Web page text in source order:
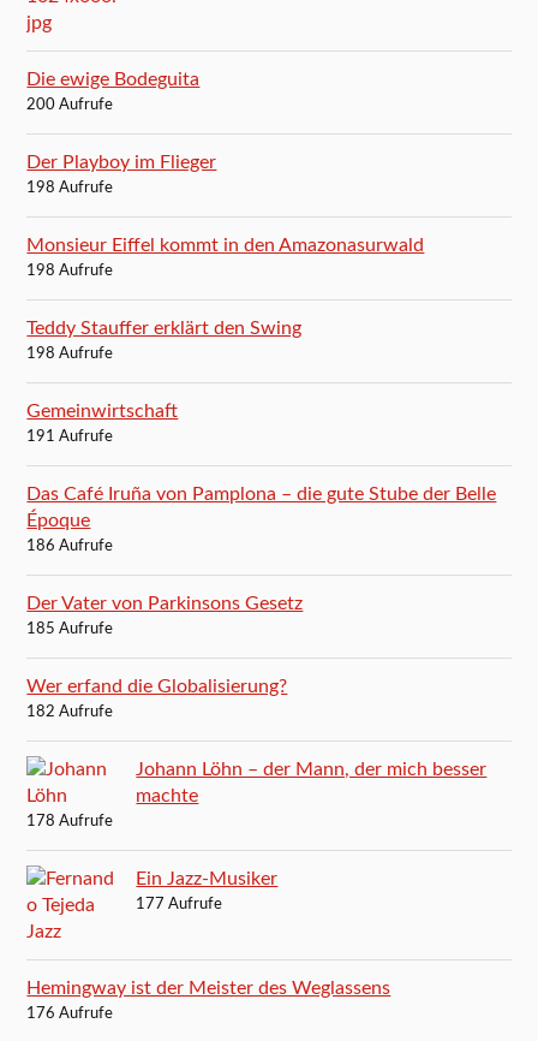
Die ewige Bodeguita
200 Aufrufe
Der Playboy im Flieger
198 Aufrufe
Monsieur Eiffel kommt in den Amazonasurwald
198 Aufrufe
Teddy Stauffer erklärt den Swing
198 Aufrufe
Gemeinwirtschaft
191 Aufrufe
Das Café Iruña von Pamplona – die gute Stube der Belle
Époque
186 Aufrufe
Der Vater von Parkinsons Gesetz
185 Aufrufe
Wer erfand die Globalisierung?
182 Aufrufe
Johann Löhn – der Mann, der mich besser
machte
178 Aufrufe
Ein Jazz-Musiker
177 Aufrufe
Hemingway ist der Meister des Weglassens
176 Aufrufe